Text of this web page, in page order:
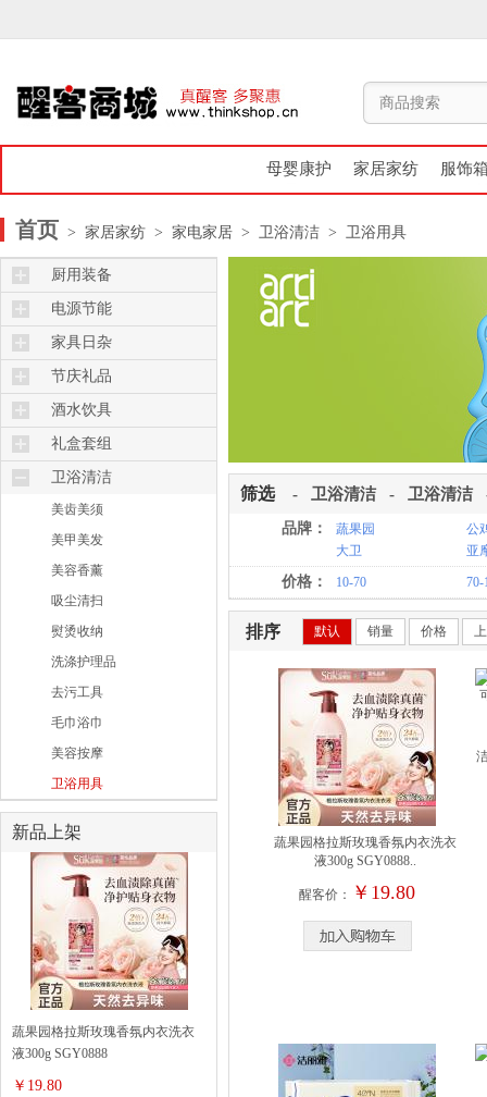
母婴康护 家居家纺 服饰
首页 > 家居家纺 > 家电家居 > 卫浴清洁 > 卫浴用具
厨用装备
烤箱炉灶
保鲜杯盒
厨用日杂
电锅电煲
锅碗瓢盆
计量包装
勺筷刀剪
电源节能
遥控器
节能充电
家具日杂
床品床具
妇幼用品
挂钩摆饰
计量包装
节庆礼品
礼品花束
酒水饮具
保温杯壶
酒具
咖啡具
茶具水壶
水杯水瓶
饮品加工
礼盒套组
厨具套组
卫浴清洁
美齿美须
美甲美发
美容香薰
吸尘清扫
熨烫收纳
洗涤护理品
去污工具
毛巾浴巾
美容按摩
卫浴用具
新品上架
蔬果园格拉斯玫瑰香氛内衣洗衣
液300g SGY0888
￥19.80
筛选 - 卫浴清洁- 卫浴清洁
品牌： 蔬果园
公
大卫
亚
价格： 10-70 70-
排序 默认 销量 价格
蔬果园格拉斯玫瑰香氛内衣洗衣
液300g SGY0888..
醒客价： ￥19.80